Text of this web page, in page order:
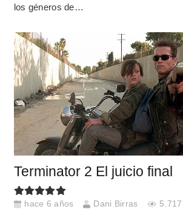
los géneros de…
Terminator 2 El juicio final
hace 6 años Dani Birras 5.717